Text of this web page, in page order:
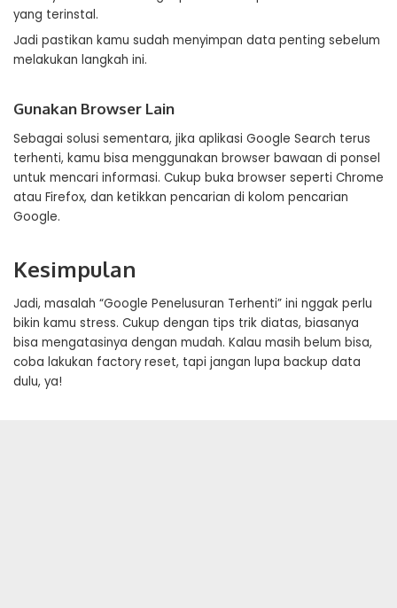
yang terinstal.
Jadi pastikan kamu sudah menyimpan data penting sebelum
melakukan langkah ini.
Gunakan Browser Lain
Sebagai solusi sementara, jika aplikasi Google Search terus
terhenti, kamu bisa menggunakan browser bawaan di ponsel
untuk mencari informasi. Cukup buka browser seperti Chrome
atau Firefox, dan ketikkan pencarian di kolom pencarian
Google.
Kesimpulan
Jadi, masalah “Google Penelusuran Terhenti” ini nggak perlu
bikin kamu stress. Cukup dengan tips trik diatas, biasanya
bisa mengatasinya dengan mudah. Kalau masih belum bisa,
coba lakukan factory reset, tapi jangan lupa backup data
dulu, ya!